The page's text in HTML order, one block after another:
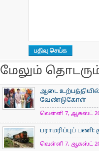
மேலும்
ஆடை உற்பத்தியில்
வேண்டுகோள்
வெள்ளி 7, ஆகஸ்ட்
பராமரிப்புப்
வெள்ளி 7, ஆகஸ்ட்